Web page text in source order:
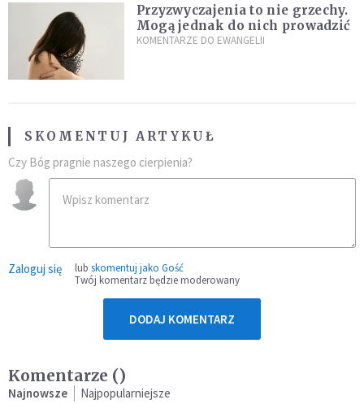
Przyzwyczajenia to nie grzechy.
Mogą jednak do nich prowadzić
KOMENTARZE DO EWANGELII
SKOMENTUJ ARTYKUŁ
Czy Bóg pragnie naszego cierpienia?
Zaloguj się lub skomentuj jako Gość
Twój komentarz będzie moderowany
DODAJ KOMENTARZ
Komentarze ()
Najnowsze Najpopularniejsze